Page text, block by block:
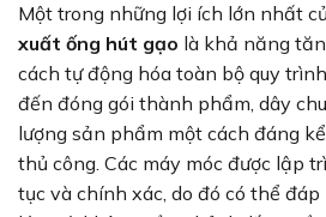
Một trong những lợi ích lớn nhất
xuất ống hút gạo là khả năng
cách tự động hóa toàn bộ quy
đến đóng gói thành phẩm, dây
lượng sản phẩm một cách đáng
thủ công. Các máy móc được lập
tục và chính xác, do đó có thể